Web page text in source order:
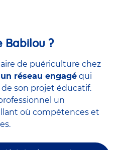
Babilou ?
de puériculture chez
réseau engagé qui
son projet éducatif.
un
où compétences et